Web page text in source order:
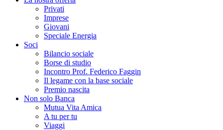
Privati
Imprese
Giovani
Speciale Energia
Soci
Bilancio sociale
Borse di studio
Incontro Prof. Federico Faggin
Il legame con la base sociale
Premio nascita
Non solo Banca
Mutua Vita Amica
A tu per tu
Viaggi